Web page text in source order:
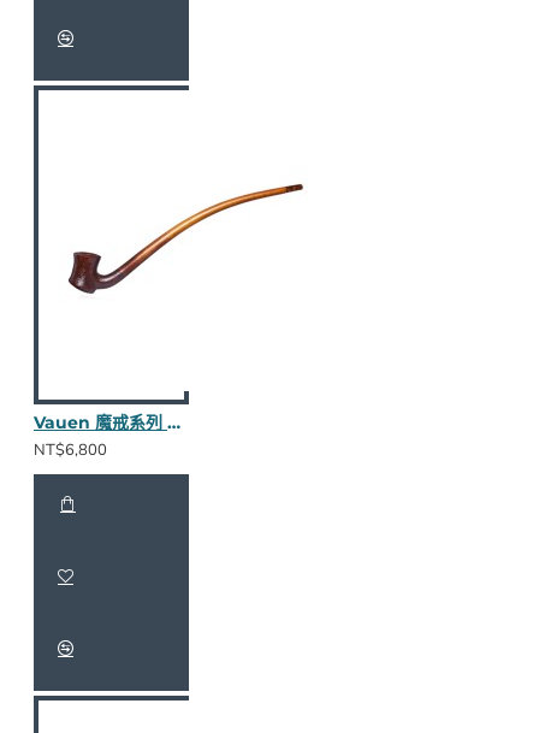
Vauen 魔戒系列 Doran S 長斗
NT$6,800